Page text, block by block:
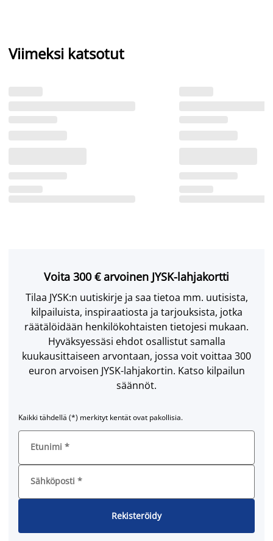
Viimeksi katsotut
Voita 300 € arvoinen JYSK-lahjakortti
Tilaa JYSK:n uutiskirje ja saa tietoa mm. uutisista,
kilpailuista, inspiraatiosta ja tarjouksista, jotka
räätälöidään henkilökohtaisten tietojesi mukaan.
Hyväksyessäsi ehdot osallistut samalla
kuukausittaiseen arvontaan, jossa voit voittaa 300
euron arvoisen JYSK-lahjakortin. Katso kilpailun
säännöt.
Kaikki tähdellä (*) merkityt kentät ovat pakollisia.
Etunimi *
Sähköposti *
Rekisteröidy